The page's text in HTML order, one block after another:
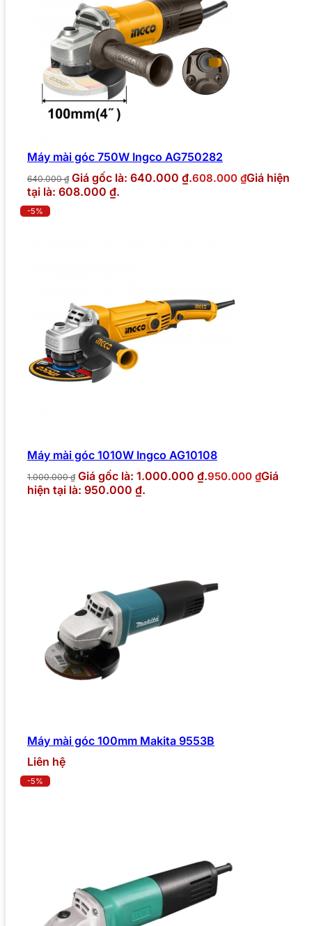
Máy mài góc 750W Ingco AG750282
640.000₫ Giá gốc là: 640.000 ₫.608.000 ₫Giá hiện
tại là: 608.000 ₫.
-5%
Máy mài góc 1010W Ingco AG10108
1.000.000₫ Giá gốc là: 1.000.000 ₫.950.000 ₫Giá
hiện tại là: 950.000 ₫.
Máy mài góc 100mm Makita 9553B
Liên hệ
-5%